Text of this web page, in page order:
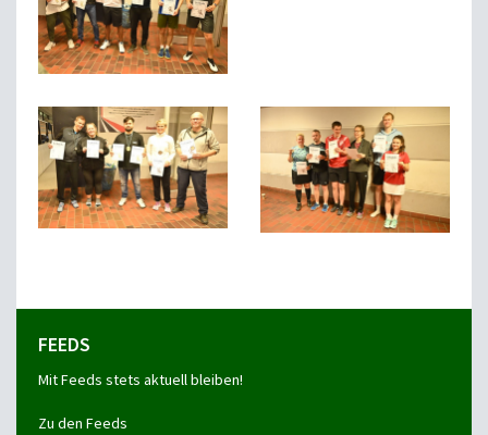
FEEDS
Mit Feeds stets aktuell bleiben!
Zu den Feeds